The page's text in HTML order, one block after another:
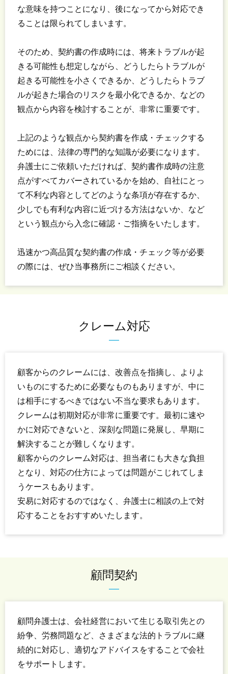
な意味を持つことになり、後になってから対応でき
ることは限られてしまいます。
そのため、契約書の作成時には、将来トラブルが起
きる可能性も想定しながら、どうしたらトラブルが
起きる可能性を小さくできるか、どうしたらトラブ
ルが起きた場合のリスクを最小化できるか、などの
観点から内容を検討することが、非常に重要です。
上記のような観点から契約書を作成・チェックする
ためには、法律の専門的な知識が必要になります。
弁護士にご依頼いただければ、契約書作成時の注意
点がすべてカバーされているかを始め、自社にとっ
て不利な内容としてどのような条項が存在するか、
少しでも有利な内容に近づける方法はないか、など
という観点から入念に確認・ご指摘をいたします。
迅速かつ高品質な契約書の作成・チェック等が必要
の際には、ぜひ当事務所にご相談ください。
クレーム対応
顧客からのクレームには、改善点を指摘し、よりよ
いものにするために必要なものもありますが、中に
は相手にするべきではない不当な要求もあります。
クレームは初期対応が非常に重要です。最初に速や
かに対応できないと、深刻な問題に発展し、早期に
解決することが難しくなります。
顧客からのクレーム対応は、担当者にも大きな負担
となり、対応の仕方によっては問題がこじれてしま
うケースもあります。
安易に対応するのではなく、弁護士に相談の上で対
応することをおすすめいたします。
顧問契約
顧問弁護士は、会社経営において生じる取引先との
紛争、労務問題など、さまざまな法的トラブルに継
続的に対応し、適切なアドバイスをすることで会社
をサポートします。